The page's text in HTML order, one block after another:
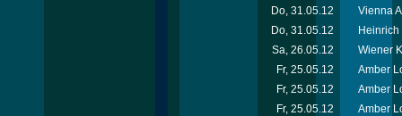
Do, 31.05.12
Vienna
Do, 31.05.12
Sa, 26.05.12
Wiener
Fr, 25.05.12
Amber
Fr, 25.05.12
Amber
Fr, 25.05.12
Amber